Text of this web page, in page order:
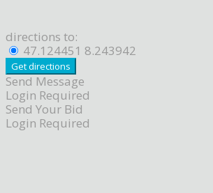
directions to:
47.124451 8.243942
Send Message
Login Required
Send Your Bid
Login Required